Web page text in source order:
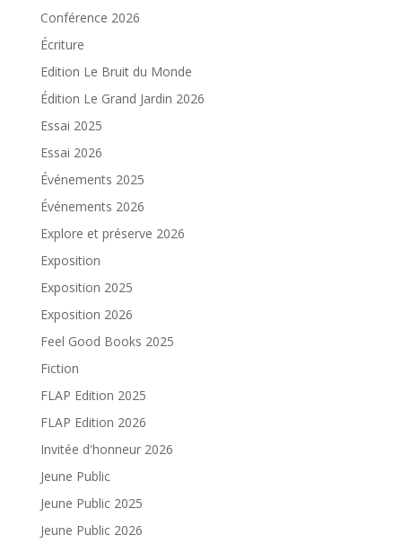
Conférence 2026
Écriture
Edition Le Bruit du Monde
Édition Le Grand Jardin 2026
Essai 2025
Essai 2026
Événements 2025
Événements 2026
Explore et préserve 2026
Exposition
Exposition 2025
Exposition 2026
Feel Good Books 2025
Fiction
FLAP Edition 2025
FLAP Edition 2026
Invitée d'honneur 2026
Jeune Public
Jeune Public 2025
Jeune Public 2026